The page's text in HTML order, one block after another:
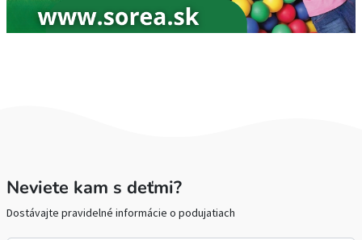
Neviete kam s deťmi?
Dostávajte pravidelné informácie o podujatiach